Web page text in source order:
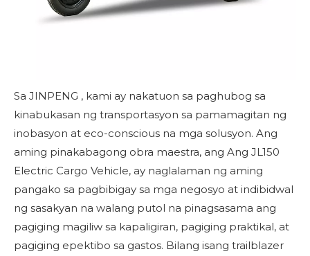
Sa JINPENG , kami ay nakatuon sa paghubog sa
kinabukasan ng transportasyon sa pamamagitan ng
inobasyon at eco-conscious na mga solusyon. Ang
aming pinakabagong obra maestra, ang Ang JL150
Electric Cargo Vehicle, ay naglalaman ng aming
pangako sa pagbibigay sa mga negosyo at indibidwal
ng sasakyan na walang putol na pinagsasama ang
pagiging magiliw sa kapaligiran, pagiging praktikal, at
pagiging epektibo sa gastos. Bilang isang trailblazer